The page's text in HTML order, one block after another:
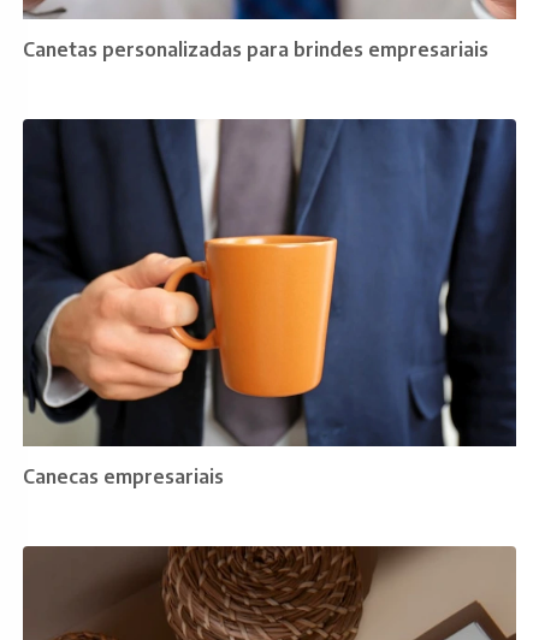
Canetas personalizadas para brindes empresariais
Canecas empresariais